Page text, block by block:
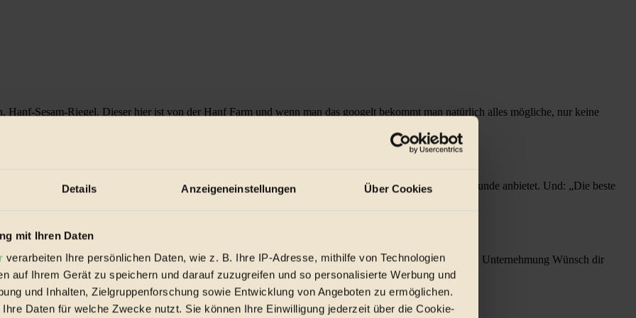
Details Anzeigeneinstellungen Über Cookies
mit Ihren Daten
verarbeiten Ihre persönlichen Daten, wie z. B. Ihre IP-Adresse, mithilfe von Technologien
auf Ihrem Gerät zu speichern und darauf zuzugreifen und so personalisierte Werbung und
und Inhalten, Zielgruppenforschung sowie Entwicklung von Angeboten zu ermöglichen.
Daten für welche Zwecke nutzt. Sie können Ihre Einwilligung jederzeit über die Cookie-
Sesam-Riegel. Dieser hier ist von der Hanf Farm und wenn man das googelt bekommt man natürlich alles mögliche, nur keine
Namenspate für diese BBQ-Sauce, mit der Münchner-Kindl-Senf was Rauchiges für Smoker-Freunde anbietet. Und: „Die beste
werden, kann eigentlich nicht recht viel schief gehen. Erfrischendes Design der sehr sympathischen Unternehmung Wünsch dir
ist.